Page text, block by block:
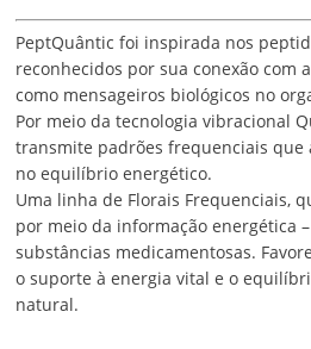
PeptQuântic foi inspirada nos
reconhecidos por sua conexão com
como mensageiros biológicos no
Por meio da tecnologia vibracional
transmite padrões frequenciais que
no equilíbrio energético.
Uma linha de Florais Frequenciais,
por meio da informação energética
substâncias medicamentosas.
o suporte à energia vital e o
natural.